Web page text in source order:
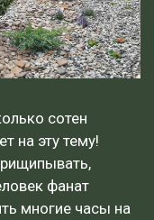
сотен
на эту тему!
фанат
многие часы на